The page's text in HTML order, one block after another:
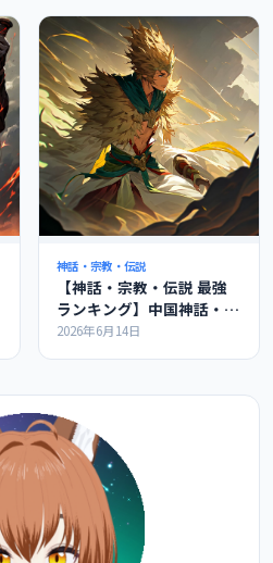
神話・宗教・伝説
【神話・宗教・伝説 最強
ランキング】中国神話・道
教の最強ランキングの紹介
2026年6月14日